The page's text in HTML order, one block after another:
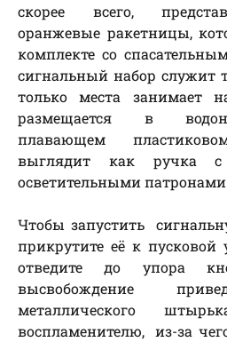
скорее всего,
оранжевые ракетницы,
комплекте со
сигнальный набор служит
только места занимает
размещается в
плавающем
выглядит как ручка
осветительными
Чтобы запустить
прикрутите её к пусковой
отведите до упора
высвобождение
металлического
воспламенителю, из-за